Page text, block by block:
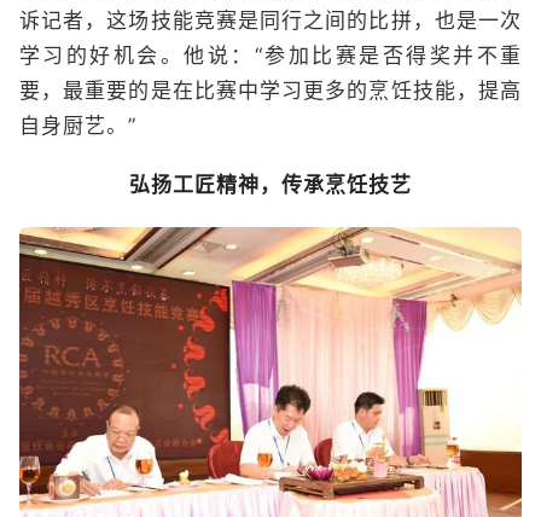
诉记者，这场技能竞赛是同行之间的比拼，也是一次
学习的好机会。他说：“参加比赛是否得奖并不重
要，最重要的是在比赛中学习更多的烹饪技能，提高
自身厨艺。”
弘扬工匠精神，传承烹饪技艺